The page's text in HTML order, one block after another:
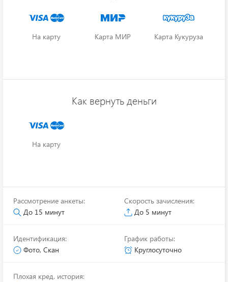
На карту Карта МИР Карта Кукуруза
Как вернуть деньги
На карту
Рассмотрение анкеты:
До 15 минут
Скорость зачисления:
До 5 минут
Идентификация:
Фото, Скан
График работы:
Круглосуточно
Плохая кред. история: